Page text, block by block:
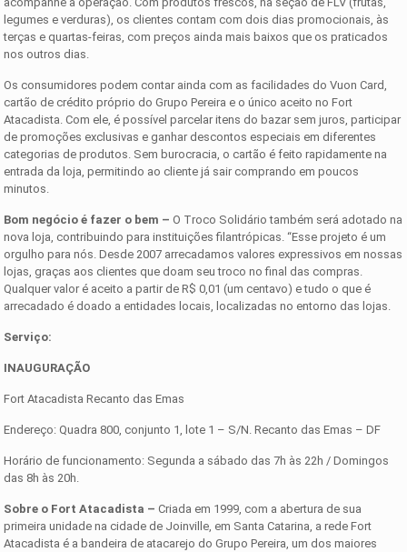
legumes e verduras), os clientes contam com dois dias promocionais, às
terças e quartas-feiras, com preços ainda mais baixos que os praticados
nos outros dias.
Os consumidores podem contar ainda com as facilidades do Vuon Card,
cartão de crédito próprio do Grupo Pereira e o único aceito no Fort
Atacadista. Com ele, é possível parcelar itens do bazar sem juros, participar
de promoções exclusivas e ganhar descontos especiais em diferentes
categorias de produtos. Sem burocracia, o cartão é feito rapidamente na
entrada da loja, permitindo ao cliente já sair comprando em poucos
minutos.
Bom negócio é fazer o bem –O Troco Solidário também será adotado na
nova loja, contribuindo para instituições filantrópicas. “Esse projeto é um
orgulho para nós. Desde 2007 arrecadamos valores expressivos em nossas
lojas, graças aos clientes que doam seu troco no final das compras.
Qualquer valor é aceito a partir de R$ 0,01 (um centavo) e tudo o que é
arrecadado é doado a entidades locais, localizadas no entorno das lojas.
Serviço:
INAUGURAÇÃO
Fort Atacadista Recanto das Emas
Endereço: Quadra 800, conjunto 1, lote 1 – S/N. Recanto das Emas – DF
Horário de funcionamento: Segunda a sábado das 7h às 22h / Domingos
das 8h às 20h.
Sobre o Fort Atacadista – Criada em 1999, com a abertura de sua
primeira unidade na cidade de Joinville, em Santa Catarina, a rede Fort
Atacadista é a bandeira de atacarejo do Grupo Pereira, um dos maiores